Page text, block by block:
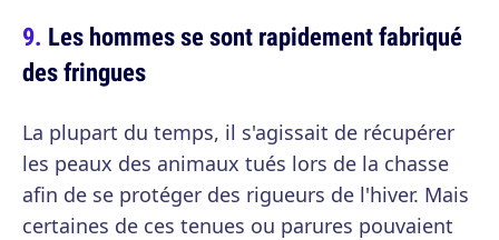
Les hommes se sont rapidement fabriqué
des fringues
La plupart du temps, il s'agissait de récupérer
les peaux des animaux tués lors de la chasse
afin de se protéger des rigueurs de l'hiver. Mais
certaines de ces tenues ou parures pouvaient